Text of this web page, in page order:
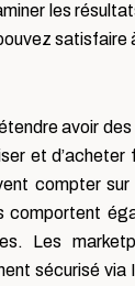
les
satisfaire
avoir des
et d’acheter
compter
Les
sécurisé